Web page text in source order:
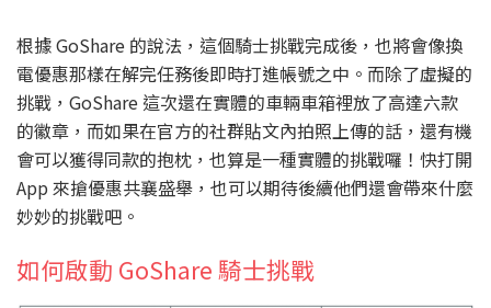
根據 GoShare 的說法，這個騎士挑戰完成後，也將會像換
電優惠那樣在解完任務後即時打進帳號之中。而除了虛擬的
挑戰，GoShare 這次還在實體的車輛車箱裡放了高達六款
的徽章，而如果在官方的社群貼文內拍照上傳的話，還有機
會可以獲得同款的抱枕，也算是一種實體的挑戰囉！快打開
App 來搶優惠共襄盛舉，也可以期待後續他們還會帶來什麼
妙妙的挑戰吧。
如何啟動 GoShare 騎士挑戰